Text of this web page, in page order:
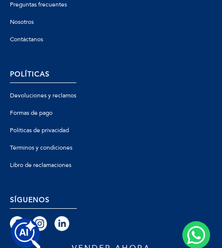
Preguntas frecuentes
Nosotros
Contáctanos
POLÍTICAS
Devoluciones y reclamos
Formas de pago
Políticas de privacidad
Términos y condiciones
Libro de reclamaciones
SÍGUENOS